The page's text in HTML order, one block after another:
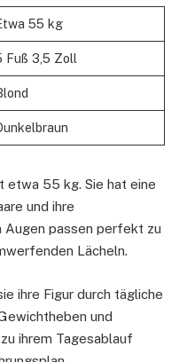
55 kg
Fuß 3,5 Zoll
etwa 55 kg. Sie hat eine
und ihre
Augen passen perfekt zu
Lächeln.
ihre Figur durch tägliche
und
ihrem Tagesablauf